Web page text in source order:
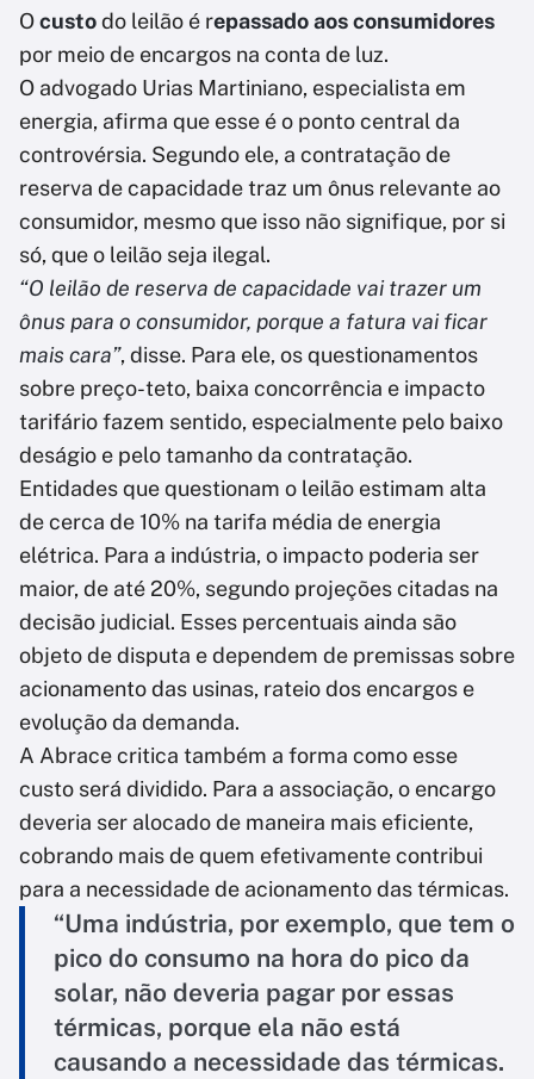
Ocustodo leilão é repassado aos consumidores
por meio de encargos na conta de luz.
O advogado Urias Martiniano, especialista em
energia, afirma que esse é o ponto central da
controvérsia. Segundo ele, a contratação de
reserva de capacidade traz um ônus relevante ao
consumidor, mesmo que isso não signifique, por si
só, que o leilão seja ilegal.
“O leilão de reserva de capacidade vai trazer um
ônus para o consumidor, porque a fatura vai ficar
mais cara”, disse. Para ele, os questionamentos
sobre preço-teto, baixa concorrência e impacto
tarifário fazem sentido, especialmente pelo baixo
deságio e pelo tamanho da contratação.
Entidades que questionam o leilão estimam alta
de cerca de 10% na tarifa média de energia
elétrica. Para a indústria, o impacto poderia ser
maior, de até 20%, segundo projeções citadas na
decisão judicial. Esses percentuais ainda são
objeto de disputa e dependem de premissas sobre
acionamento das usinas, rateio dos encargos e
evolução da demanda.
A Abrace critica também a forma como esse
custo será dividido. Para a associação, o encargo
deveria ser alocado de maneira mais eficiente,
cobrando mais de quem efetivamente contribui
para a necessidade de acionamento das térmicas.
“Uma indústria, por exemplo, que tem o
pico do consumo na hora do pico da
solar, não deveria pagar por essas
térmicas, porque ela não está
causando a necessidade das térmicas.